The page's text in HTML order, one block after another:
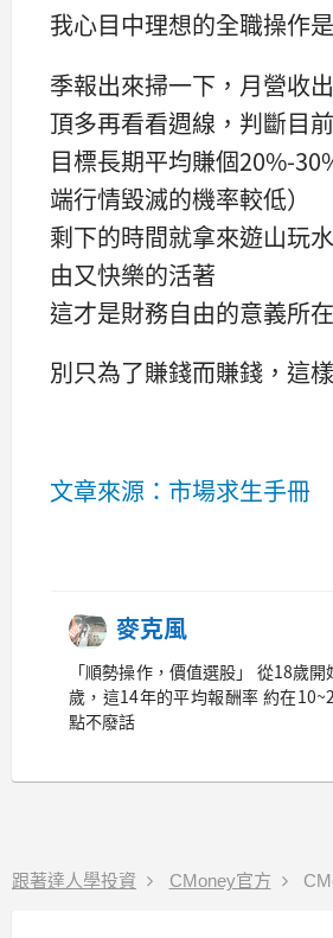
我心目中理想的全職操作是
季報出來掃一下，月營收
頂多再看看週線，判斷目
目標長期平均賺個20%-
端行情毀滅的機率較低）
剩下的時間就拿來遊山玩
由又快樂的活著
這才是財務自由的意義所在
別只為了賺錢而賺錢，這
文章來源：市場求生手冊
麥克風
「順勢操作，價值選股」 從18歲
歲，這14年的平均報酬率 約在
點不廢話
跟著達人學投資 CMoney官方